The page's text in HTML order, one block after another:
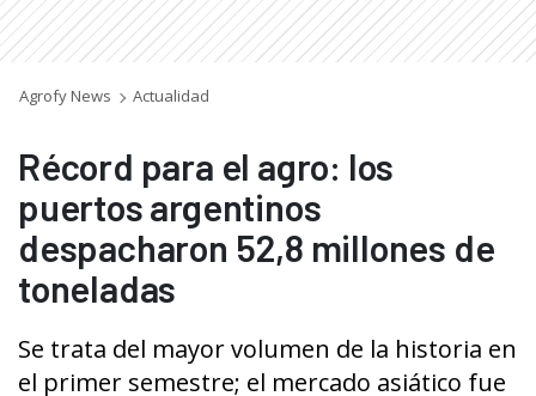
Agrofy News Actualidad
Récord para el agro: los
puertos argentinos
despacharon 52,8 millones de
toneladas
Se trata del mayor volumen de la historia en
el primer semestre; el mercado asiático fue